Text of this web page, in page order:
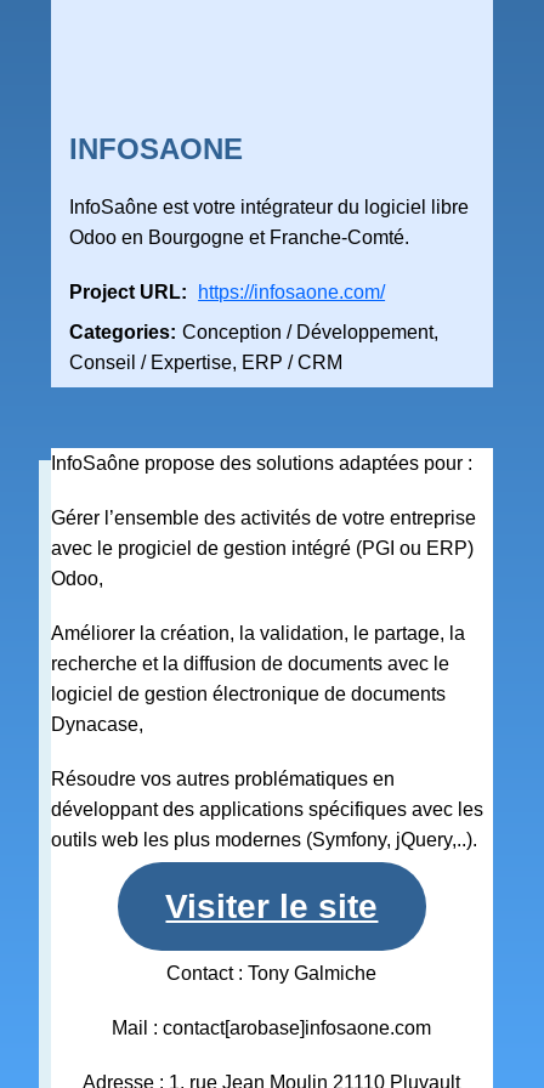
INFOSAONE
InfoSaône est votre intégrateur du logiciel libre
Odoo en Bourgogne et Franche-Comté.
Project URL:
https://infosaone.com/
Categories: Conception / Développement,
Conseil / Expertise, ERP / CRM
InfoSaône propose des solutions adaptées pour :
Gérer l’ensemble des activités de votre entreprise
avec le progiciel de gestion intégré (PGI ou ERP)
Odoo,
Améliorer la création, la validation, le partage, la
recherche et la diffusion de documents avec le
logiciel de gestion électronique de documents
Dynacase,
Résoudre vos autres problématiques en
développant des applications spécifiques avec les
outils web les plus modernes (Symfony, jQuery,..).
Visiter le site
Contact : Tony Galmiche
Mail : contact[arobase]infosaone.com
Adresse : 1, rue Jean Moulin 21110 Pluvault